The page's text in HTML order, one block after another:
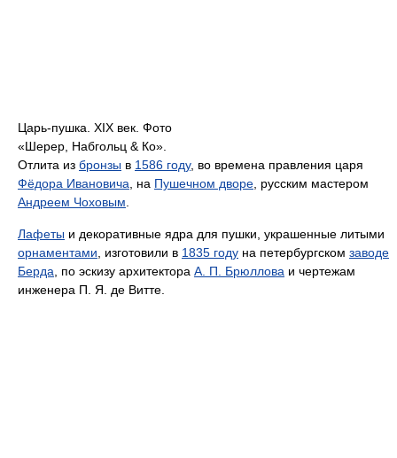
Царь-пушка. XIX век. Фото
«Шерер, Набгольц & Ко».
Отлита из бронзы в 1586 году, во времена правления царя
Фёдора Ивановича, на Пушечном дворе, русским мастером
Андреем Чоховым.
Лафеты и декоративные ядра для пушки, украшенные литыми
орнаментами, изготовили в 1835 году на петербургском заводе
Берда, по эскизу архитектора А. П. Брюллова и чертежам
инженера П. Я. де Витте.